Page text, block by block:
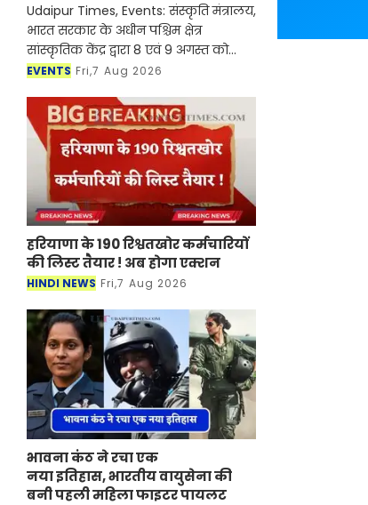
Udaipur Times, Events: संस्कृति मंत्रालय,
भारत सरकार के अधीन पश्चिम क्षेत्र
सांस्कृतिक केंद्र द्वारा 8 एवं 9 अगस्त को
शिल्पग्राम स्थित दर्पण सभागार में दो दिवसीय
EVENTS Fri,7 Aug 2026
हरियाणा के 190 रिश्वतखोर कर्मचारियों
की लिस्ट तैयार ! अब होगा एक्शन
HINDI NEWS Fri,7 Aug 2026
भावना कंठ ने रचा एक
नया इतिहास, भारतीय वायुसेना की
बनी पहली महिला फाइटर पायलट